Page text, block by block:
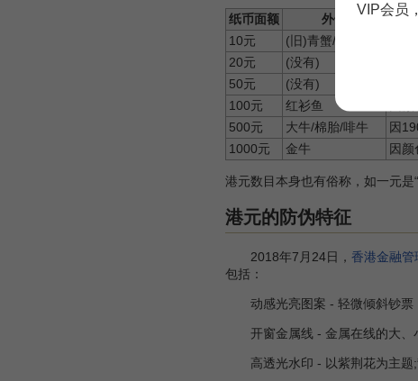
纸币面额 外号
10元
(旧)青蟹/(新)花蟹
20元
(没有)
50元
(没有)
100元
红衫鱼
500元
大牛/棉胎/啡牛 因
1000元
金牛 因颜
港元数目本身也有俗称，如一元是“
港元的防伪特征
2018年7月24日， 香港金融管
包括：
动感光亮图案 - 轻微倾斜钞票
开窗金属线 - 金属在线的大、
高透光水印 - 以紫荆花为主题;
VIP会员